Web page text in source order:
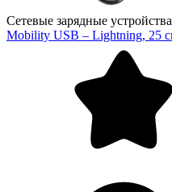
Сетевые зарядные
Mobility USB – Lightning, 25